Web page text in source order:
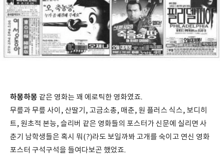
하몽하몽 같은 영화는 꽤 에로틱한 영화였죠.
무릎과 무릎 사이, 산딸기, 고금소총, 매춘, 원 플러스 식스, 보디히
트, 원초적 본능, 슬리버 같은 영화들의 포스터가 신문에 실리면 사
춘기 남학생들은 혹시 뭐(?)라도 보일까봐 고개를 숙이고 연신 영화
포스터 구석구석을 들여다보곤 했었죠.